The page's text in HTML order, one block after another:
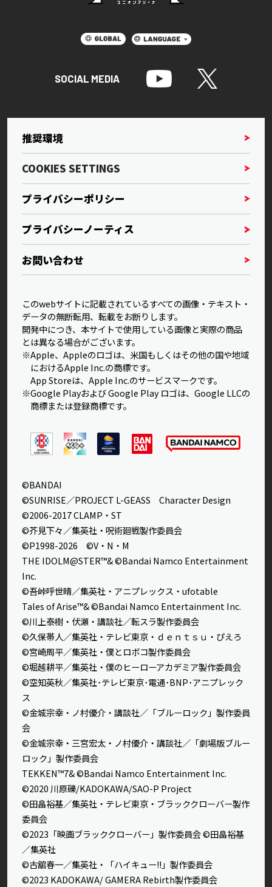
SOCIAL MEDIA
推奨環境
COOKIES SETTINGS
プライバシーポリシー
プライバシーノーティス
お問い合わせ
このwebサイトに記載されているすべての画像・テキスト・
データの無断転用、転載をお断りします。
開発中につき、本サイトで使用している画像と実際の商品
とは異なる場合がございます。
※Apple、Appleのロゴは、米国もしくはその他の国や地域
におけるApple Inc.の商標です。
App Storeは、Apple Inc.のサービスマークです。
※Google Playおよび Google Play ロゴは、Google LLCの
商標または登録商標です。
©BANDAI
©SUNRISE／PROJECT L-GEASS Character Design
©2006-2017 CLAMP・ST
©芥見下々／集英社・呪術廻戦製作委員会
©P1998-2026 ©V・N・M
THE IDOLM@STER™& ©Bandai Namco Entertainment
Inc.
©吾峠呼世晴／集英社・アニプレックス・ufotable
Tales of Arise™& ©Bandai Namco Entertainment Inc.
©川上泰樹・伏瀬・講談社／転スラ製作委員会
©久保帯人／集英社・テレビ東京・ｄｅｎｔｓｕ・ぴえろ
©宮崎周平／集英社・僕とロボコ製作委員会
©堀越耕平／集英社・僕のヒーローアカデミア製作委員会
©空知英秋／集英社･テレビ東京･電通･BNP･アニプレック
ス
©金城宗幸・ノ村優介・講談社／「ブルーロック」製作委員
会
©金城宗幸・三宮宏太・ノ村優介・講談社／「劇場版ブルー
ロック」製作委員会
TEKKEN™7& ©Bandai Namco Entertainment Inc.
©2020 川原礫/KADOKAWA/SAO-P Project
©田畠裕基／集英社・テレビ東京・ブラッククローバー製作
委員会
©2023「映画ブラッククローバー」製作委員会 ©田畠裕基
／集英社
©古舘春一／集英社・「ハイキュー!!」製作委員会
©2023 KADOKAWA/ GAMERA Rebirth製作委員会